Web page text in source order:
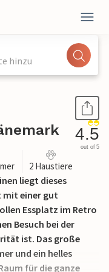
hinzu
4.5
out of 5
2 Haustiere
liegt dieses
mit einer gut
Essplatz im Retro
Besuch bei der
ist. Das große
und ein helles
für die ganze